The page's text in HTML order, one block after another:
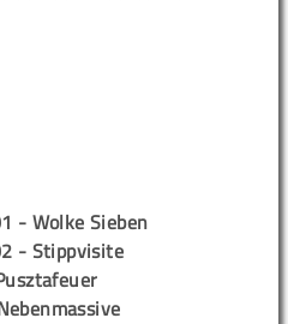
- Wolke Sieben
- Stippvisite